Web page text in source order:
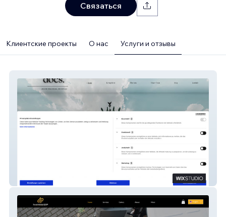
Связаться
Клиентские проекты О нас Услуги и отзывы
Clear docs